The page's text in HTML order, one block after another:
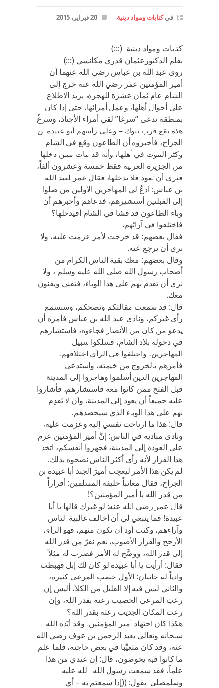
فيكتابات ومواد دينية 20 فبراير، 2015
كتابات ومواد دينية (:::)
بقلم الدكتورعثمان قدري مكانسي (:::)
روى عبد الله بن عباس رضي الله عنهما أن
أمير المؤمنين عمر رضي الله عنه خرج إلى
الشام عام ثمان عشرة للهجرة، يريد الاطلاع
على أحوال أهلها، وعمل أمرائها، حتى إذا كان
بمنطقة تدعى “سرغا” لقي أمراء الأجناد، وسرغُ
هذه تقع قرب تبوك – وعلى رأسهم أبو عبيدة بن
الجراح، فأخبروه أن الطاعون وقع في الشام
وكثر الموت في أهلها، وأنه قد مات ممن دخلها
من الجزيرة العربية فقط خمسة وعشرون ألفاً،
فنرى أن تعود فلا تدخلها، فقال عمر لعبد الله
بن عباس: ادعُ لي المهاجرين الأولين من صلوا
إلى القبلتين أستشيرهم، فدعاهم وأخبرهم أن
وباء الطاعون قد فشا في الشام أفيدخلها؟
فاختلفوا في آرائهم.
فقال بعضهم: قد خرجت لأمر عزمت عليه، ولا
نرى أن ترجع عنه.
وقال بعضهم: معك بقية الناس الكرام من
أصحاب رسول الله صلى الله عليه وسلم ، ولا
نرى أن تقدم بهم على هذا الوباء، فتفنى ويفنون
معك.
قال: قد سمعت مقالتكم ونصحكم، وسنسمع
رأي غيركم، ونادى عبد الله بن عباس فأمره أن
يدعوَ من كان من الأنصار فجاءوه، فاستشارهم
في دخوله بلاد الشام، فسلكوا سبيل
المهاجرين، واختلفوا في الرأي اختلافهم،
فأمرهم بالخروج من خيمته، واستدعى
المهاجرين الذين أسلموا وهاجروا إلى المدينة
قبل الفتح ممن كانوا معه فاستشارهم، فأشاروا
عليه جميعاً أن يعود إلى المدينة، وأن لا يُقدِم
بهم على هذا الوباء الذي سيحصدهم.
قال: هذا ما ارتاحت نفسي إليه وعزمت عليه،
ونادى مناديه في الناس: إنَّ أمير المؤمنين عزم
على العودة إلى المدينة، فجهزوا أنفسكم، اتخذ
هذا القرار لأنه رأى أكثر الناس نصحوه بذلك.
لم يكن هذا الأمر ليعجِب أميرَ الجند أبا عبيدة بن
الجراح، فقال معاتباً خليفة المسلمين: أفراراً
من قدر الله يا أمير المؤمنين؟!
قال عمر رضي الله عنه: لو غيرك قالها يا أبا
عبيدة! فما ينبغي لي أن أخالف غالبية الناس
وآراءهم، وكنت أود أن تكون منهم، فهو الرأي
الأرجح والقرار الأصوب، نعم نفرّ من قدر الله
إلى قدر الله، ووضَّح له الأمر فضرب له مثلاً
فقال: أرأيت يا أبا عبيدة لو كان لك إبل فهبطت
وادياً له جانبان: الأول خصب المرعى كثيره،
والثاني ليس فيه إلا القليل من الكلأ، أليس إن
رعَتِ المرعى الخصيب رعته بقدر الله، وإن
رعت المكان الجديب رعته بقدر الله؟
هكذا كان اجتهاد أمير المؤمنين، وقد أيّده الله
سبحانه وتعالى بعبد الرحمن بن عوف رضي الله
عنه، وقد كان متغيِّبا في بعض حاجته، فلما علم
ما كانوا فيه يخوضون، قال: إن عندي من هذا
علماً، فقد سمعت رسول الله الله عليه
وسلمصلى يقول: ((إذا سمعتم به – أي